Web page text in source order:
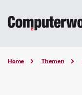
Home Themen